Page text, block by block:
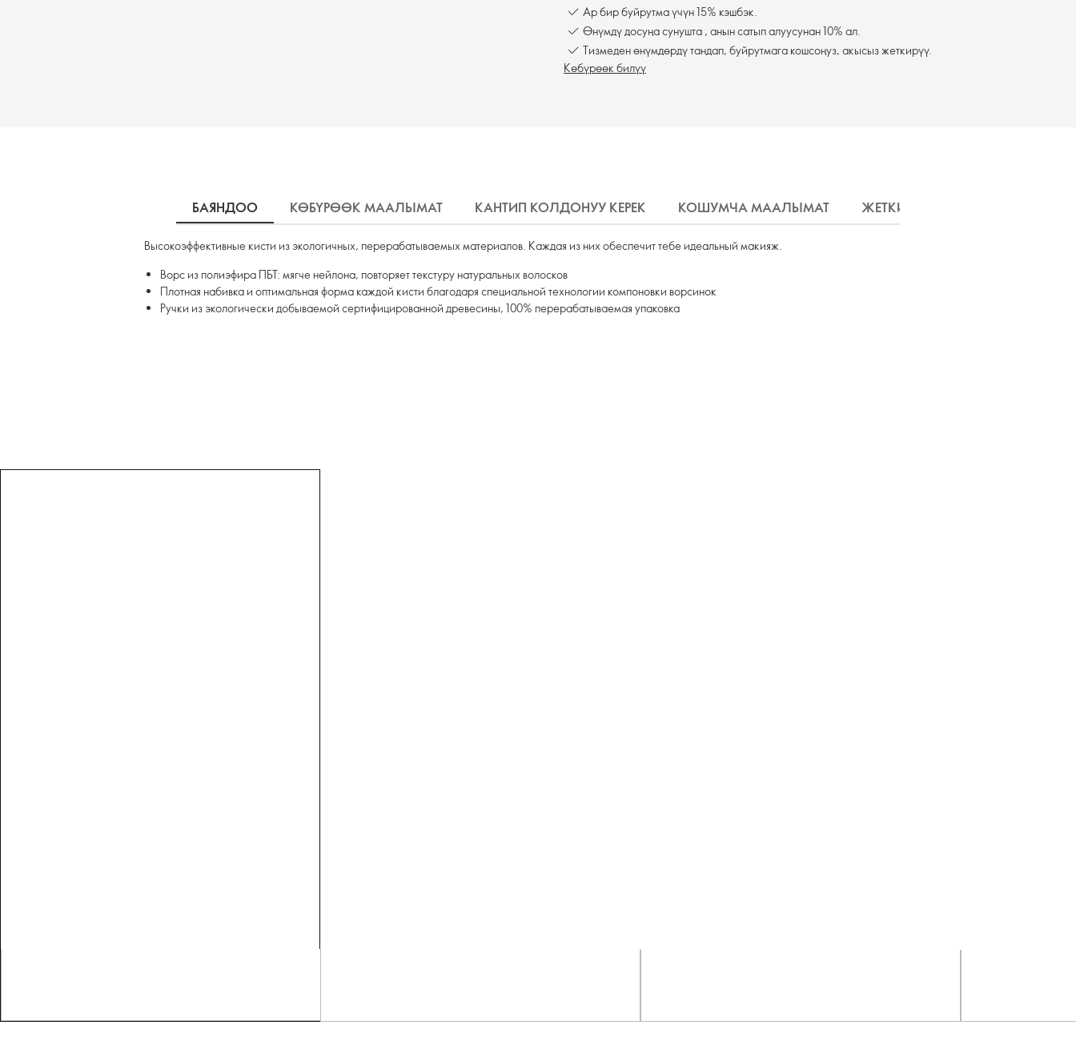
Ар бир буйрутма үчүн 15% кэшбэк.
Өнүмдү досуңа сунушта , анын сатып алуусунан 10% ал.
Тизмеден өнүмдөрдү тандап, буйрутмага кошсоңуз, акысыз жеткирүү.
Көбүрөөк билүү
БАЯНДОО КӨБҮРӨӨК МААЛЫМАТ КАНТИП КОЛДОНУУ КЕРЕК КОШУМЧА МААЛЫМАТ ЖЕТКИРҮҮ
Высокоэффективные кисти из экологичных, перерабатываемых материалов. Каждая из них обеспечит тебе идеальный макияж.
Ворс из полиэфира ПБТ: мягче нейлона, повторяет текстуру натуральных волосков
Плотная набивка и оптимальная форма каждой кисти благодаря специальной технологии компоновки ворсинок
Ручки из экологически добываемой сертифицированной древесины, 100% перерабатываемая упаковка